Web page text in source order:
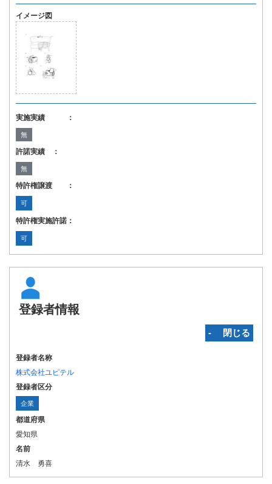
イメージ図
実施実績 ：
無
許諾実績 ：
無
特許権譲渡 ：
可
特許権実施許諾：
可
登録者情報
‐ 閉じる
登録者名称
株式会社ユピテル
登録者区分
企業
都道府県
愛知県
名前
清水 勇喜